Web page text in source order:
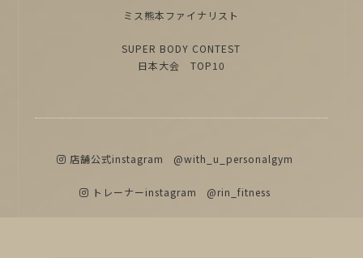
ミス熊本ファイナリスト
SUPER BODY CONTEST
日本大会 TOP10
店舗公式instagram @with_u_personalgym
トレーナーinstagram @rin_fitness